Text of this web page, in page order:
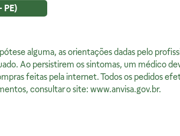
PE)
alguma, as orientações dadas pelo
Ao persistirem os sintomas, um médico
feitas pela internet. Todos os pedidos
consultar o site: www.anvisa.gov.br.